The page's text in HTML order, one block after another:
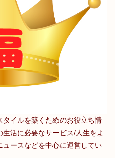
イルを築くためのお役立ち情
活に必要なサービス/人生をよ
ュースなどを中心に運営してい